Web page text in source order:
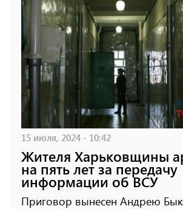
15 июля, 2024 - 10:42
Жителя Харьковщины
на пять лет за передачу
информации об ВСУ
Приговор вынесен Андрею